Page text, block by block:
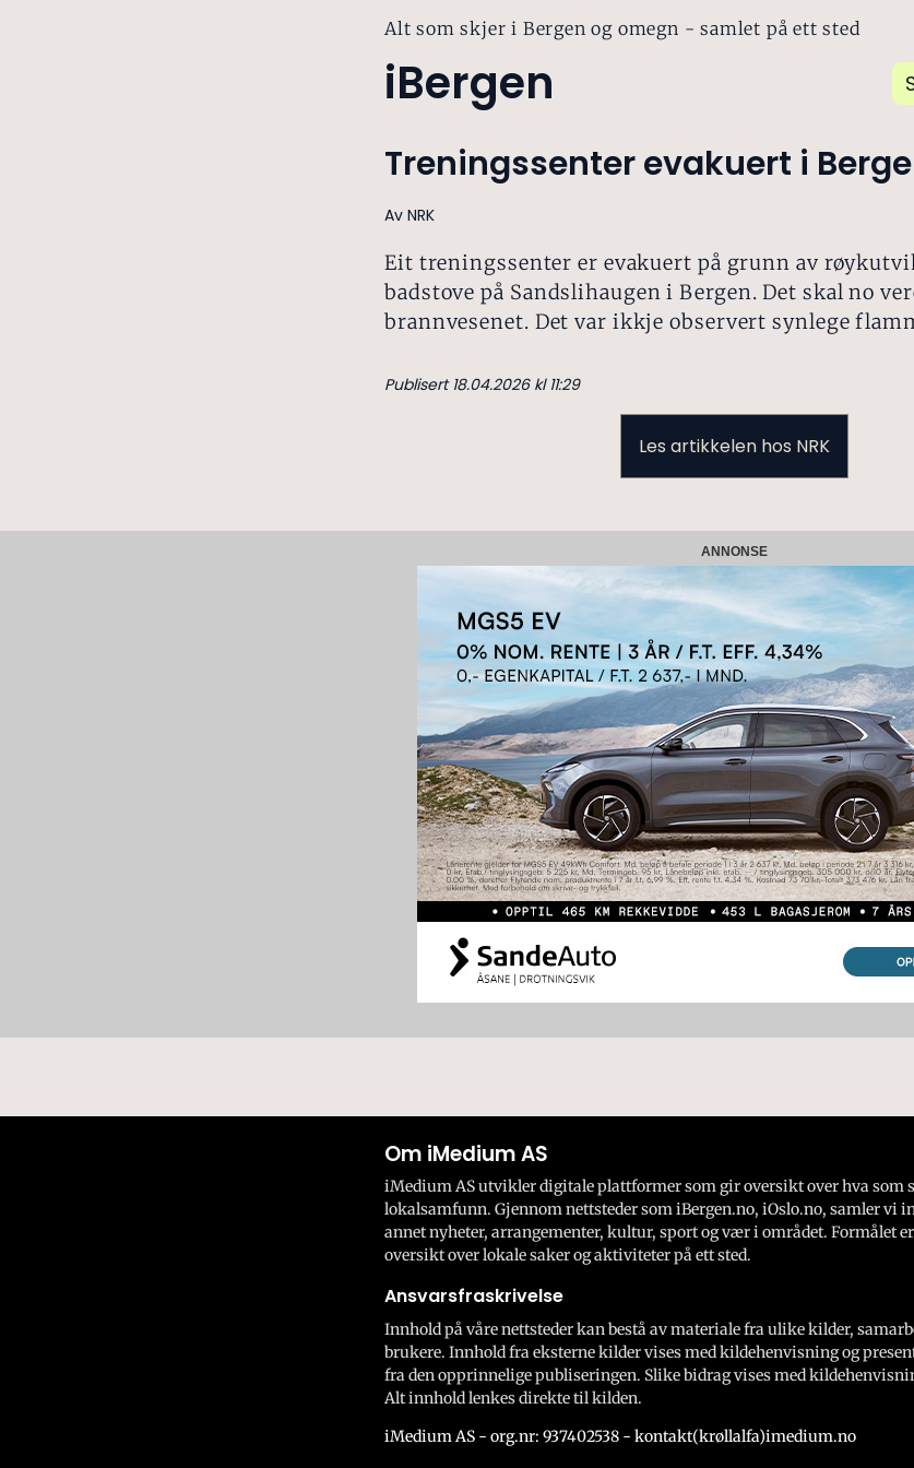
Alt som skjer i Bergen og omegn - samlet på ett sted
iBergen
Treningssenter evakuert i
Av NRK
Eit treningssenter er evakuert på grunn av
badstove på Sandslihaugen i Bergen. Det skal no
brannvesenet. Det var ikkje observert synlege
Publisert 18.04.2026 kl 11:29
Les artikkelen hos NRK
ANNONSE
Om iMedium AS
iMedium AS utvikler digitale plattformer som gir oversikt over hva som
lokalsamfunn. Gjennom nettsteder som iBergen.no, iOslo.no, samler vi
annet nyheter, arrangementer, kultur, sport og vær i området. Formålet
oversikt over lokale saker og aktiviteter på ett sted.
Ansvarsfraskrivelse
Innhold på våre nettsteder kan bestå av materiale fra ulike kilder,
brukere. Innhold fra eksterne kilder vises med kildehenvisning og
fra den opprinnelige publiseringen. Slike bidrag vises med
Alt innhold lenkes direkte til kilden.
iMedium AS - org.nr: 937402538 - kontakt(krøllalfa)imedium.no